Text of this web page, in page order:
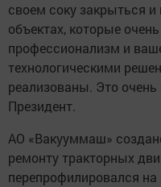
своем соку закрыться и
объектах, которые
профессионализм и
технологическими
реализованы. Это очень
Президент.
АО «Вакууммаш»
ремонту тракторных
перепрофилировался